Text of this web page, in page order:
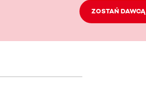
ZOSTAŃ DAWCĄ